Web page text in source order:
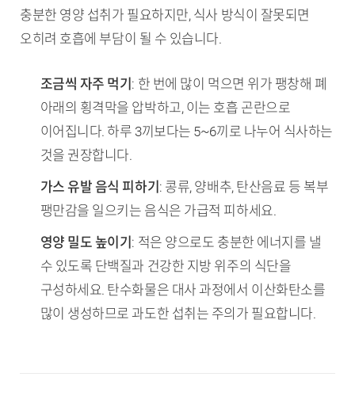
충분한 영양 섭취가 필요하지만, 식사 방식이 잘못되면
오히려 호흡에 부담이 될 수 있습니다.
조금씩 자주 먹기 : 한 번에 많이 먹으면 위가 팽창해 폐
아래의 횡격막을 압박하고, 이는 호흡 곤란으로
이어집니다. 하루 3끼보다는 5~6끼로 나누어 식사하는
것을 권장합니다.
가스 유발 음식 피하기 : 콩류, 양배추, 탄산음료 등 복부
팽만감을 일으키는 음식은 가급적 피하세요.
영양 밀도 높이기 : 적은 양으로도 충분한 에너지를 낼
수 있도록 단백질과 건강한 지방 위주의 식단을
구성하세요. 탄수화물은 대사 과정에서 이산화탄소를
많이 생성하므로 과도한 섭취는 주의가 필요합니다.